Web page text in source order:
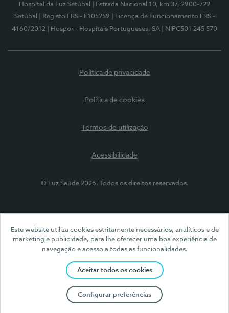
Este website utiliza cookies estritamente necessários, analíticos e de
marketing e publicidade, para lhe oferecer uma boa experiência de
navegação e acesso a todas as funcionalidades.
Aceitar todos os cookies
Configurar preferências
Hospital da Luz Setúbal
| Estrada Nacional 10, km 37, 2900-722
Setúbal
| Registo ERS - E105259
| Licença de Funcionamento ERS -
4160/2012
| Hospor - Hospitais Portugueses, SA | NIPC501 245 570
Política de privacidade
Política de cookies
Termos de utilização
Acessibilidade
© Luz Saúde 2026. Todos os direitos reservados.